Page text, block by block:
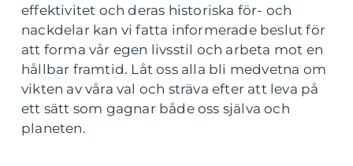
effektivitet och deras historiska för- och
nackdelar kan vi fatta informerade beslut för
att forma vår egen livsstil och arbeta mot en
hållbar framtid. Låt oss alla bli medvetna om
vikten av våra val och sträva efter att leva på
ett sätt som gagnar både oss själva och
planeten.